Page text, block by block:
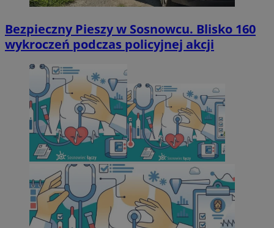
Bezpieczny Pieszy w Sosnowcu. Blisko 160
wykroczeń podczas policyjnej akcji